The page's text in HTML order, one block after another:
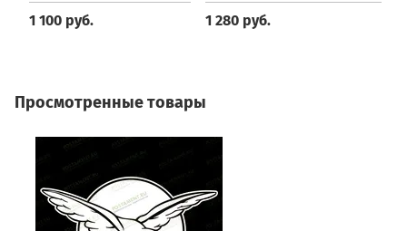
1 100 руб.
1 280 руб.
Просмотренные товары